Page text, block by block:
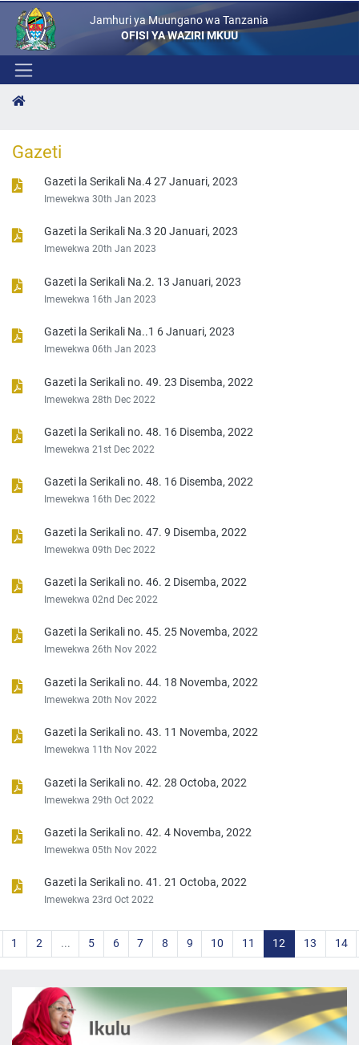
Jamhuri ya Muungano wa Tanzania
OFISI YA WAZIRI MKUU
Gazeti
Gazeti la Serikali Na.4 27 Januari, 2023
Imewekwa 30th Jan 2023
Gazeti la Serikali Na.3 20 Januari, 2023
Imewekwa 20th Jan 2023
Gazeti la Serikali Na.2. 13 Januari, 2023
Imewekwa 16th Jan 2023
Gazeti la Serikali Na..1 6 Januari, 2023
Imewekwa 06th Jan 2023
Gazeti la Serikali no. 49. 23 Disemba, 2022
Imewekwa 28th Dec 2022
Gazeti la Serikali no. 48. 16 Disemba, 2022
Imewekwa 21st Dec 2022
Gazeti la Serikali no. 48. 16 Disemba, 2022
Imewekwa 16th Dec 2022
Gazeti la Serikali no. 47. 9 Disemba, 2022
Imewekwa 09th Dec 2022
Gazeti la Serikali no. 46. 2 Disemba, 2022
Imewekwa 02nd Dec 2022
Gazeti la Serikali no. 45. 25 Novemba, 2022
Imewekwa 26th Nov 2022
Gazeti la Serikali no. 44. 18 Novemba, 2022
Imewekwa 20th Nov 2022
Gazeti la Serikali no. 43. 11 Novemba, 2022
Imewekwa 11th Nov 2022
Gazeti la Serikali no. 42. 28 Octoba, 2022
Imewekwa 29th Oct 2022
Gazeti la Serikali no. 42. 4 Novemba, 2022
Imewekwa 05th Nov 2022
Gazeti la Serikali no. 41. 21 Octoba, 2022
Imewekwa 23rd Oct 2022
1 2 ... 5 6 7 8 9 10 11 12 13 14